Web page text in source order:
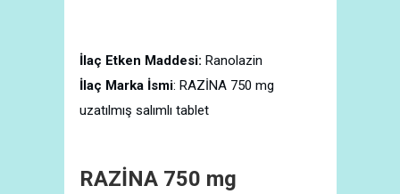
İlaç Etken Maddesi: Ranolazin
İlaç Marka İsmi: RAZİNA 750 mg
uzatılmış salımlı tablet
RAZİNA 750 mg